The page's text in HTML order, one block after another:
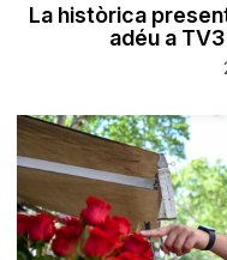
La històrica
adéu a